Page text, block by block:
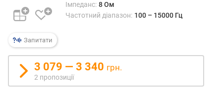
л
ь
і
с
ь
Запитати
Імпеданс: 8 Ом
Частотний діапазон: 100 – 15000 Гц
3 079 — 3 340 грн.
2 пропозиції